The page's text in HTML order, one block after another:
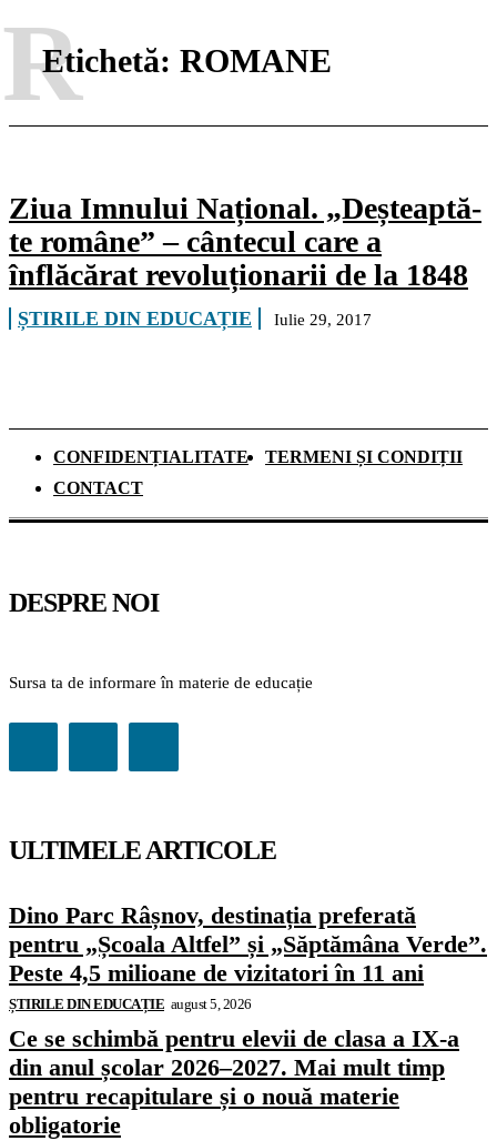
Etichetă: ROMANE
R
Ziua Imnului Național. „Deșteaptă-
te române” – cântecul care a
înflăcărat revoluționarii de la 1848
ȘTIRILE DIN EDUCAȚIE Iulie 29, 2017
CONFIDENȚIALITATE
TERMENI ȘI CONDIȚII
CONTACT
DESPRE NOI
Sursa ta de informare în materie de educație
ULTIMELE ARTICOLE
Dino Parc Râșnov, destinația preferată
pentru „Școala Altfel” și „Săptămâna Verde”.
Peste 4,5 milioane de vizitatori în 11 ani
ȘTIRILE DIN EDUCAȚIE august 5, 2026
Ce se schimbă pentru elevii de clasa a IX-a
din anul școlar 2026–2027. Mai mult timp
pentru recapitulare și o nouă materie
obligatorie